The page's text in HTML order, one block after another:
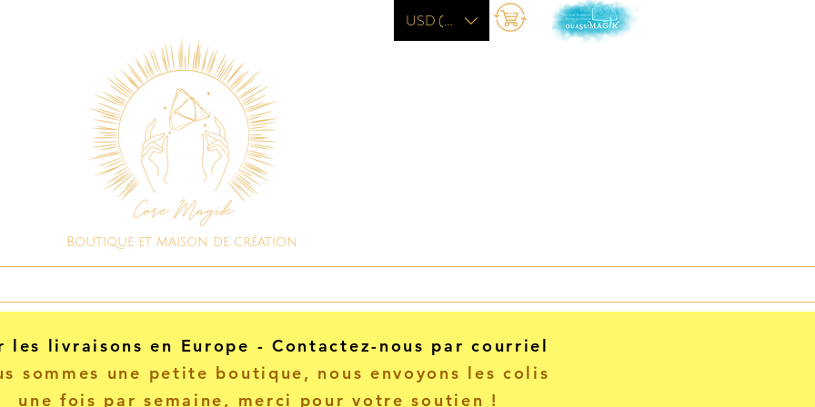
USD ($)
Boutique et maison de création
les livraisons en Europe - Contactez-nous par courriel
sommes une petite boutique, nous envoyons les colis
une fois par semaine, merci pour votre soutien !